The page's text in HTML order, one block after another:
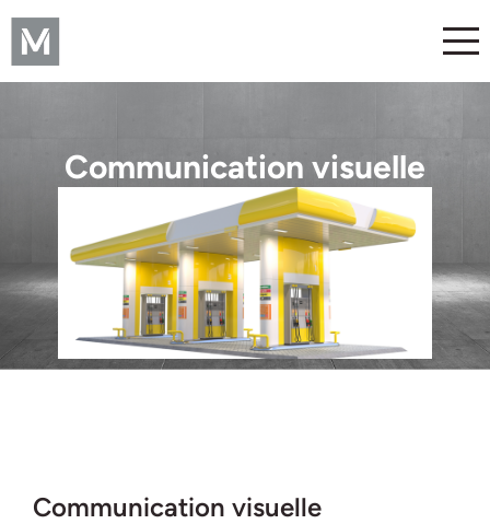
Communication visuelle
Communication visuelle